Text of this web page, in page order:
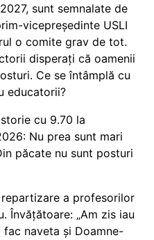
sunt semnalate de
vicepreședinte USLI
o comite grav de tot.
disperați că oamenii
Ce se întâmplă cu
educatorii?
cu 9.70 la
Nu prea sunt mari
păcate nu sunt posturi
a profesorilor
Învățătoare: „Am zis iau
fac naveta și Doamne-